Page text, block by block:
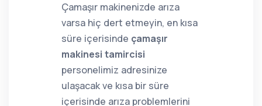
Çamaşır makinenizde arıza
varsa hiç dert etmeyin, en kısa
süre içerisinde çamaşır
makinesi tamircisi
personelimiz adresinize
ulaşacak ve kısa bir süre
içerisinde arıza problemlerini